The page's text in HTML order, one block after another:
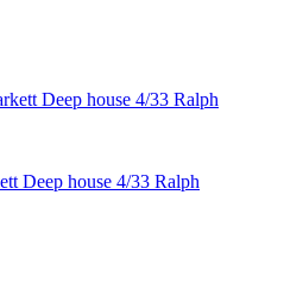
Deep house 4/33 Ralph